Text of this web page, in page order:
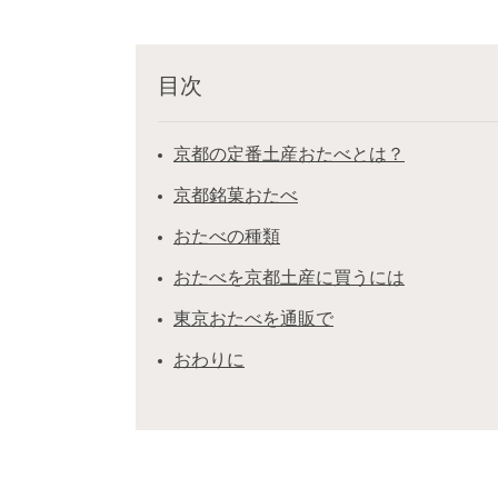
目次
京都の定番土産おたべとは？
京都銘菓おたべ
おたべの種類
おたべを京都土産に買うには
東京おたべを通販で
おわりに